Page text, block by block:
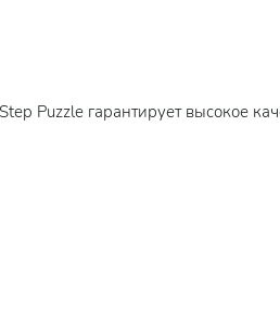
Puzzle гарантирует высокое